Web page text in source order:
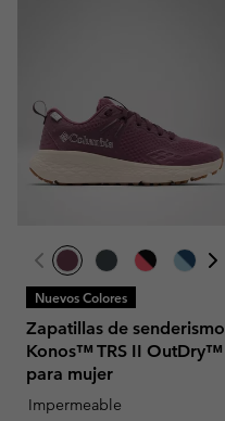
Nuevos Colores
Zapatillas de senderismo
Konos™ TRS II OutDry™
para mujer
Impermeable